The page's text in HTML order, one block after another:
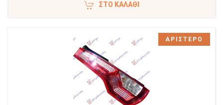
ΣΤΟ ΚΑΛΆΘΙ
ΑΡΙΣΤΕΡΟ